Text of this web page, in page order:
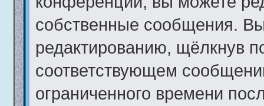
собственные сообщения.
редактированию, щёлкнув
соответствующем
ограниченного времени